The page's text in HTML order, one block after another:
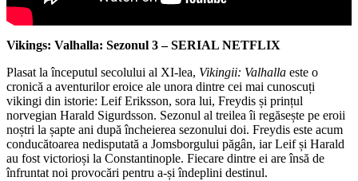
Vikings: Valhalla: Sezonul 3 – SERIAL NETFLIX
Plasat la începutul secolului al XI-lea, Vikingii: Valhalla este o
cronică a aventurilor eroice ale unora dintre cei mai cunoscuți
vikingi din istorie: Leif Eriksson, sora lui, Freydis și prințul
norvegian Harald Sigurdsson. Sezonul al treilea îi regăsește pe eroii
noștri la șapte ani după încheierea sezonului doi. Freydis este acum
conducătoarea nedisputată a Jomsborgului păgân, iar Leif și Harald
au fost victorioși la Constantinople. Fiecare dintre ei are însă de
înfruntat noi provocări pentru a-și îndeplini destinul.